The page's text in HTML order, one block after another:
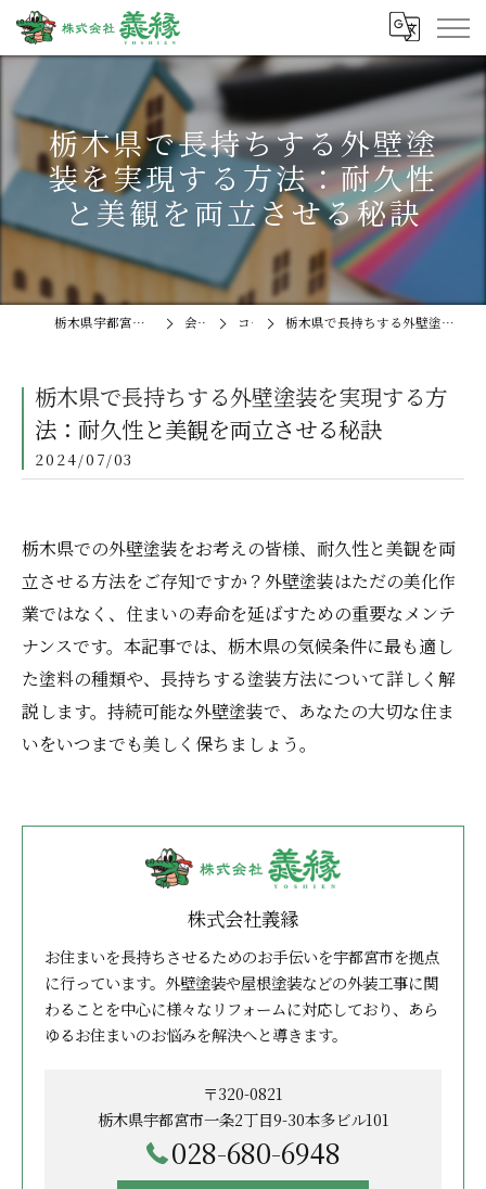
栃木県で長持ちする外壁塗
装を実現する方法：耐久性
と美観を両立させる秘訣
栃木県宇都宮の外壁塗装なら株式会社義縁 会社概要 コラム 栃木県で長持ちする外壁塗装を実現する方法：耐久性と美観を両立させる秘訣
栃木県で長持ちする外壁塗装を実現する方
法：耐久性と美観を両立させる秘訣
2024/07/03
栃木県での外壁塗装をお考えの皆様、耐久性と美観を両
立させる方法をご存知ですか？外壁塗装はただの美化作
業ではなく、住まいの寿命を延ばすための重要なメンテ
ナンスです。本記事では、栃木県の気候条件に最も適し
た塗料の種類や、長持ちする塗装方法について詳しく解
説します。持続可能な外壁塗装で、あなたの大切な住ま
いをいつまでも美しく保ちましょう。
株式会社義縁
お住まいを長持ちさせるためのお手伝いを宇都宮市を拠点
に行っています。外壁塗装や屋根塗装などの外装工事に関
わることを中心に様々なリフォームに対応しており、あら
ゆるお住まいのお悩みを解決へと導きます。
〒320-0821
栃木県宇都宮市一条2丁目9-30本多ビル101
028-680-6948